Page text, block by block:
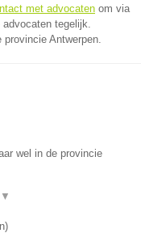
met advocaten om via
tegelijk.
provincie Antwerpen.
wel in de provincie
▼
)